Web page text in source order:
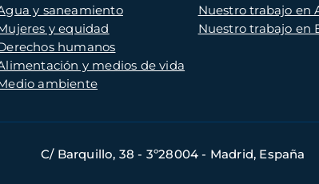
y saneamiento
y equidad
humanos
y medios de vida
ambiente
Nuestro trabajo en
Nuestro trabajo en
C/ Barquillo, 38 - 3º28004 - Madrid, España